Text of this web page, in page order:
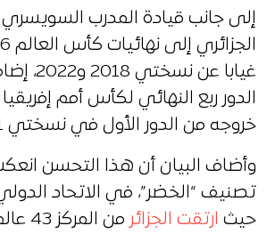
إلى جانب قيادة المدرب
غيابا عن
خروجه من الدور الأول في نسختي 2021 و2023.
وأضاف البيان أن هذا التحسن
تصنيف “الخضر”، في الاتحاد
حيث ارتقت الجزائر
من